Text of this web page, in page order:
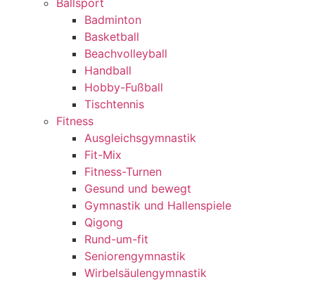
Ballsport
Badminton
Basketball
Beachvolleyball
Handball
Hobby-Fußball
Tischtennis
Fitness
Ausgleichsgymnastik
Fit-Mix
Fitness-Turnen
Gesund und bewegt
Gymnastik und Hallenspiele
Qigong
Rund-um-fit
Seniorengymnastik
Wirbelsäulengymnastik